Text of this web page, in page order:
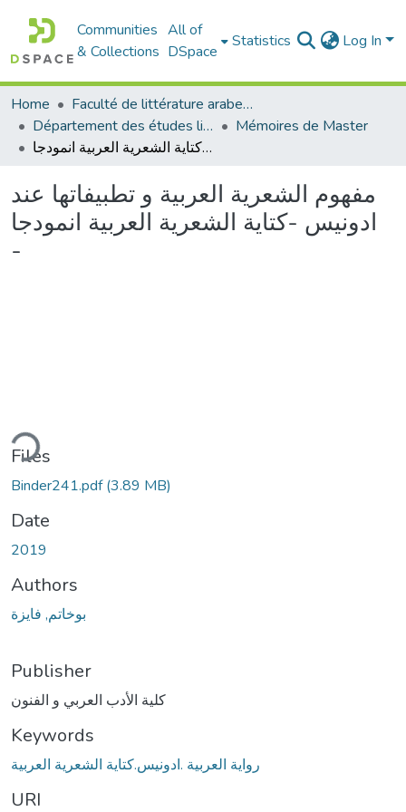
Communities
& Collections
All of
DSpace
Statistics Log In
Home
Faculté de littérature arabe et des arts
Département des études littéraires et critiques
Mémoires de Master
مفهوم الشعرية العربية و تطبيفاتها عند ادونيس -كتاية الشعرية العربية انمودجا -
مفهوم الشعرية العربية و تطبيفاتها عند
ادونيس -كتاية الشعرية العربية انمودجا
-
Files
Binder241.pdf(3.89 MB)
Date
2019
Authors
بوخاتم, فايزة
Publisher
كلية الأدب العربي و الفنون
Keywords
رواية العربية .ادونيس.كتاية الشعرية العربية
URI